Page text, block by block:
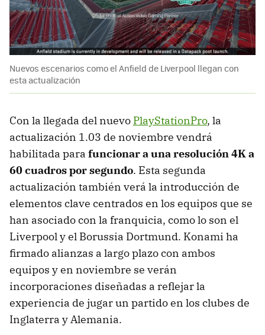
Nuevos escenarios como el Anfield de Liverpool llegan con
esta actualización
Con la llegada del nuevo PlayStationPro, la
actualización 1.03 de noviembre vendrá
habilitada para funcionar a una resolución 4K a
60 cuadros por segundo. Esta segunda
actualización también verá la introducción de
elementos clave centrados en los equipos que se
han asociado con la franquicia, como lo son el
Liverpool y el Borussia Dortmund. Konami ha
firmado alianzas a largo plazo con ambos
equipos y en noviembre se verán
incorporaciones diseñadas a reflejar la
experiencia de jugar un partido en los clubes de
Inglaterra y Alemania.